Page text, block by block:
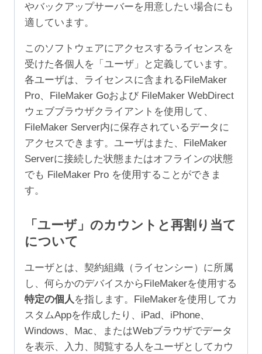
やバックアップサーバーを用意したい場合にも
適しています。
このソフトウェアにアクセスするライセンスを
受けた各個人を「ユーザ」と定義しています。
各ユーザは、ライセンスに含まれるFileMaker
Pro、FileMaker Goおよび FileMaker WebDirect
ウェブブラウザクライアントを使用して、
FileMaker Server内に保存されているデータに
アクセスできます。ユーザはまた、FileMaker
Serverに接続した状態またはオフラインの状態
でも FileMaker Pro を使用することができま
す。
「ユーザ」のカウントと再割り当て
について
ユーザとは、契約組織（ライセンシー）に所属
し、何らかのデバイスからFileMakerを使用する
特定の個人 を指します。FileMakerを使用してカ
スタムAppを作成したり、iPad、iPhone、
Windows、Mac、またはWebブラウザでデータ
を表示、入力、閲覧する人をユーザとしてカウ